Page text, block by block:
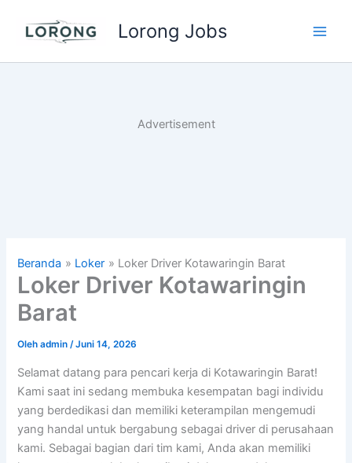
Lorong Jobs
Advertisement
Beranda Loker Loker Driver Kotawaringin Barat
Loker Driver Kotawaringin
Barat
Olehadmin/Juni 14, 2026
Selamat datang para pencari kerja di Kotawaringin Barat!
Kami saat ini sedang membuka kesempatan bagi individu
yang berdedikasi dan memiliki keterampilan mengemudi
yang handal untuk bergabung sebagai driver di perusahaan
kami. Sebagai bagian dari tim kami, Anda akan memiliki